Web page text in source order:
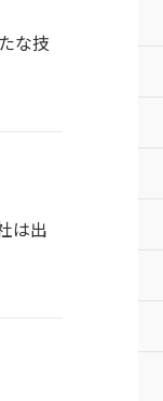
な技
は出